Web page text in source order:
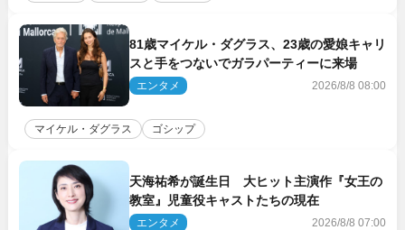
81歳マイケル・ダグラス、23歳の愛娘キャリ
スと手をつないでガラパーティーに来場
エンタメ 2026/8/8 08:00
マイケル・ダグラス ゴシップ
天海祐希が誕生日 大ヒット主演作『女王の
教室』児童役キャストたちの現在
エンタメ 2026/8/8 07:00